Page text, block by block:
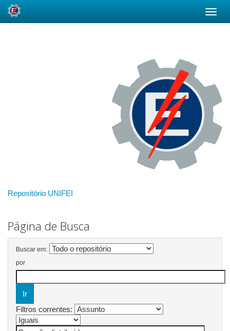
Repositório UNIFEI
Página de Busca
Buscar em:
por
Filtros correntes: